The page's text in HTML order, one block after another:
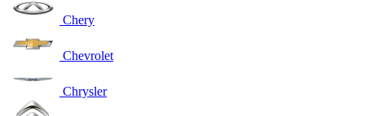
Chery
Chevrolet
Chrysler